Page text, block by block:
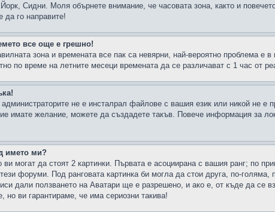
Сидни. Моля обърнете внимание, че часовата зона, както и
да го направите!
все още е грешно!
зона и времената все пак са невярни, най-вероятно проблема
по време на летните месеци времената да се различават с 1 час от
администраторите не е инсталрал файлове с вашия език или никой
имате желание, можете да създадете такъв. Повече информация за
името ми?
могат да стоят 2 картинки. Първата е асоциирана с вашия ранг; по
форуми. Под ранговата картинка би могла да стои друга, по-
дали ползването на Аватари ще е разрешено, и ако е, от къде да се
но ви гарантираме, че има сериозни такива!